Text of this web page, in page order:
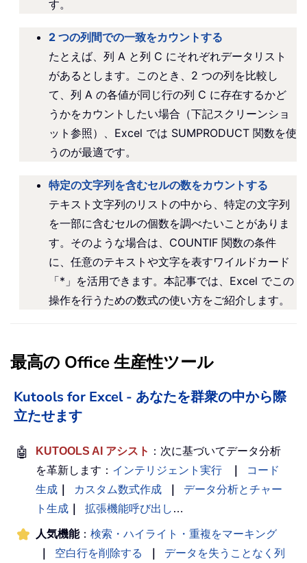
す。
2 つの列間での一致をカウントする
たとえば、列 A と列 C にそれぞれデータリスト
があるとします。このとき、2 つの列を比較し
て、列 A の各値が同じ行の列 C に存在するかど
うかをカウントしたい場合（下記スクリーンショ
ット参照）、Excel では SUMPRODUCT 関数を使
うのが最適です。
特定の文字列を含むセルの数をカウントする
テキスト文字列のリストの中から、特定の文字列
を一部に含むセルの個数を調べたいことがありま
す。そのような場合は、COUNTIF 関数の条件
に、任意のテキストや文字を表すワイルドカード
「*」を活用できます。本記事では、Excel でこの
操作を行うための数式の使い方をご紹介します。
最高の Office 生産性ツール
Kutools for Excel - あなたを群衆の中から際
立たせます
🤖 KUTOOLS AI アシスト ：次に基づいてデータ分析
を革新します： インテリジェント実行
コード
生成
カスタム数式作成
データ分析とチャー
ト生成
拡張機能呼び出し …
人気機能： 検索・ハイライト・重複をマーキング
空白行を削除する
データを失うことなく列